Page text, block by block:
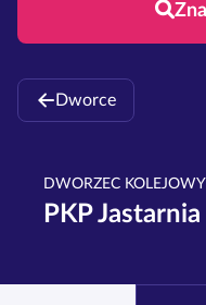
Dworce
DWORZEC KOLEJOWY
PKP Jastarnia